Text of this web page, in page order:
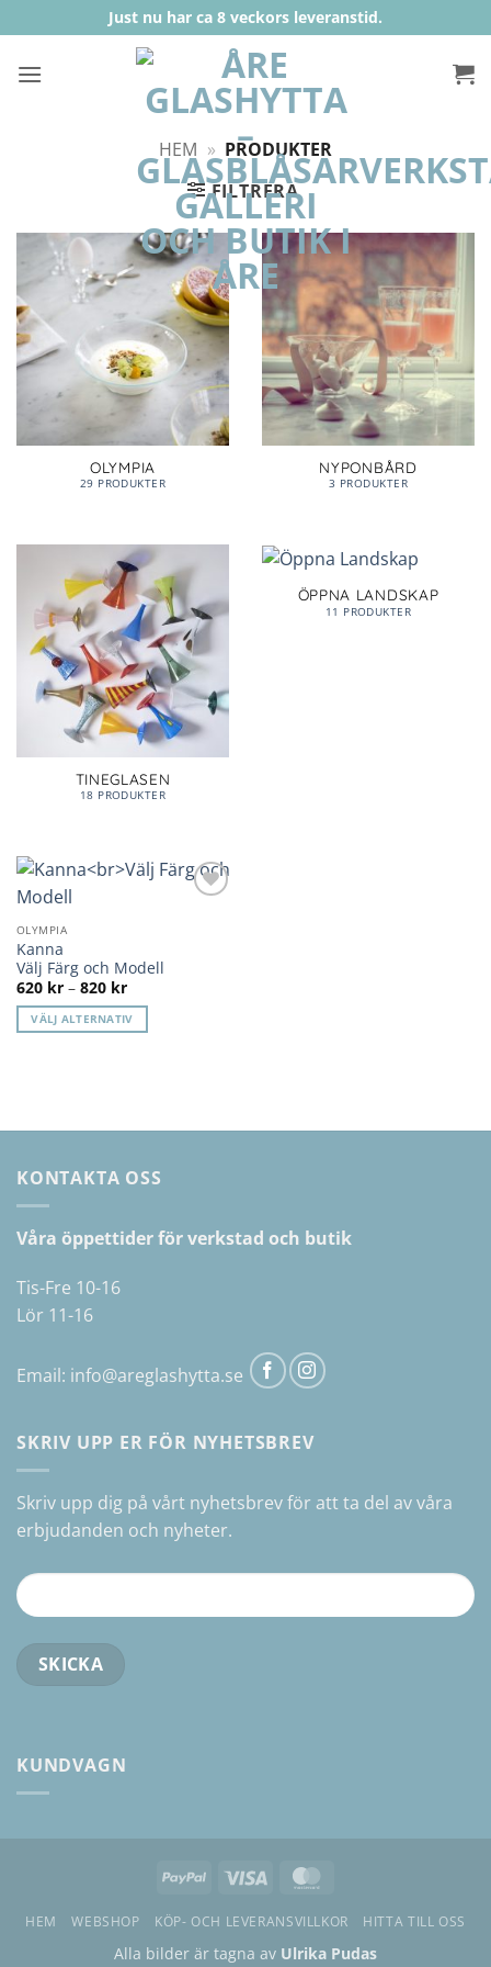
to
content
Just nu har ca 8 veckors leveranstid.
HEM » PRODUKTER
FILTRERA
OLYMPIA
29 PRODUKTER
NYPONBÅRD
3 PRODUKTER
TINEGLASEN
18 PRODUKTER
ÖPPNA LANDSKAP
11 PRODUKTER
OLYMPIA
Kanna
Välj Färg och Modell
620 kr – 820 krPrisintervall:
620 kr
till
820 kr
VÄLJ ALTERNATIV
flera
De
olika
alternativen
kan
på
produktsidan
KONTAKTA OSS
Våra öppettider för verkstad och butik
Tis-Fre 10-16
Lör 11-16
Email: info@areglashytta.se
SKRIV UPP ER FÖR NYHETSBREV
Skriv upp dig på vårt nyhetsbrev för att ta del av våra
erbjudanden och nyheter.
KUNDVAGN
PayPal Visa
HEM WEBSHOP KÖP- OCH LEVERANSVILLKOR HITTA TILL OSS
Alla bilder är tagna av Ulrika Pudas